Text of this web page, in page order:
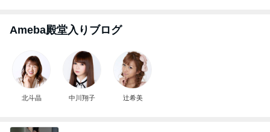
Ameba殿堂入りブログ
北斗晶 中川翔子 辻希美